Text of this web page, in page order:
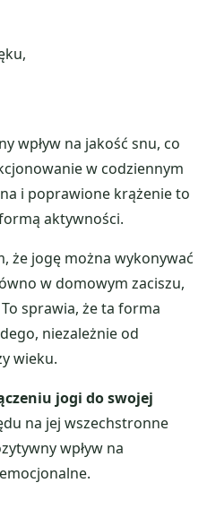
wpływ na jakość snu, co
w codziennym
i poprawione krążenie to
aktywności.
że jogę można wykonywać
w domowym zaciszu,
sprawia, że ta forma
niezależnie od
wieku.
jogi do swojej
na jej wszechstronne
wpływ na